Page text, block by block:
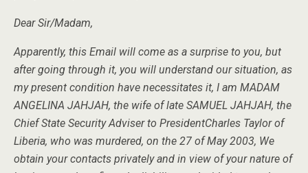
Dear Sir/Madam,
Apparently, this Email will come as a surprise to you, but
after going through it, you will understand our situation, as
my present condition have necessitates it, I am MADAM
ANGELINA JAHJAH, the wife of late SAMUEL JAHJAH, the
Chief State Security Adviser to PresidentCharles Taylor of
Liberia, who was murdered, on the 27 of May 2003, We
obtain your contacts privately and in view of your nature of